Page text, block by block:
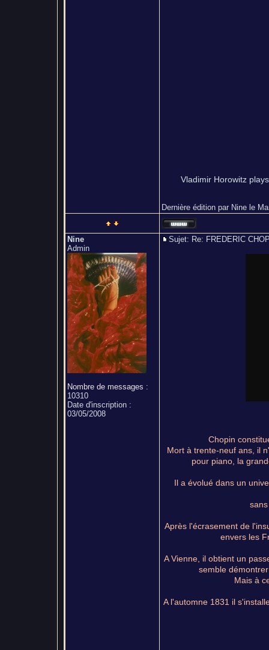
Vladimir Horowitz
Dernière édition par Nine le
Nine
Admin
Nombre de messages :
10310
Date d'inscription :
03/05/2008
Sujet: Re: FREDERIC
Chopin
Mort à trente-neuf ans, il
pour piano, la
Il a évolué dans un
Après l'écrasement de
envers les
A Vienne, il obtient un
semble
Mais à
A l'automne 1831 il